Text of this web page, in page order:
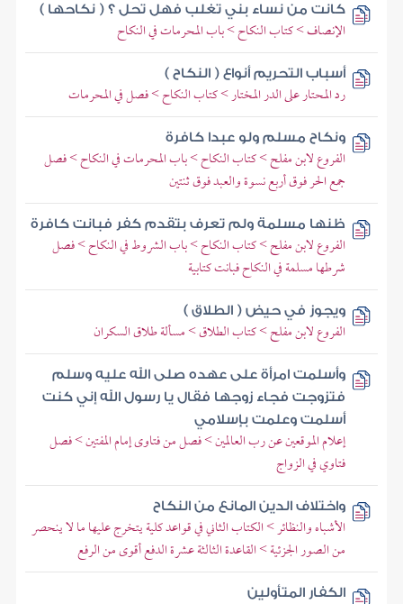
كانت من نساء بني تغلب فهل تحل ؟ ( نكاحها )
الإنصاف > كتاب النكاح > باب المحرمات في النكاح
أسباب التحريم أنواع ( النكاح )
رد المحتار على الدر المختار > كتاب النكاح > فصل في المحرمات
ونكاح مسلم ولو عبدا كافرة
الفروع لابن مفلح > كتاب النكاح > باب المحرمات في النكاح > فصل
جمع الحر فوق أربع نسوة والعبد فوق ثنتين
ظنها مسلمة ولم تعرف بتقدم كفر فبانت كافرة
الفروع لابن مفلح > كتاب النكاح > باب الشروط في النكاح > فصل
شرطها مسلمة في النكاح فبانت كتابية
ويجوز في حيض ( الطلاق )
الفروع لابن مفلح > كتاب الطلاق > مسألة طلاق السكران
وأسلمت امرأة على عهده صلى الله عليه وسلم
فتزوجت فجاء زوجها فقال يا رسول الله إني كنت
أسلمت وعلمت بإسلامي
إعلام الموقعين عن رب العالمين > فصل من فتاوى إمام المفتين > فصل
فتاوي في الزواج
واختلاف الدين المانع من النكاح
الأشباه والنظائر > الكتاب الثاني في قواعد كلية يتخرج عليها ما لا ينحصر
من الصور الجزئية > القاعدة الثالثة عشرة الدفع أقوى من الرفع
الكفار المتأولين